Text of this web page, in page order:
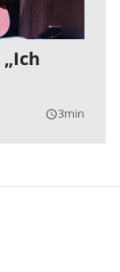
query_builder3min